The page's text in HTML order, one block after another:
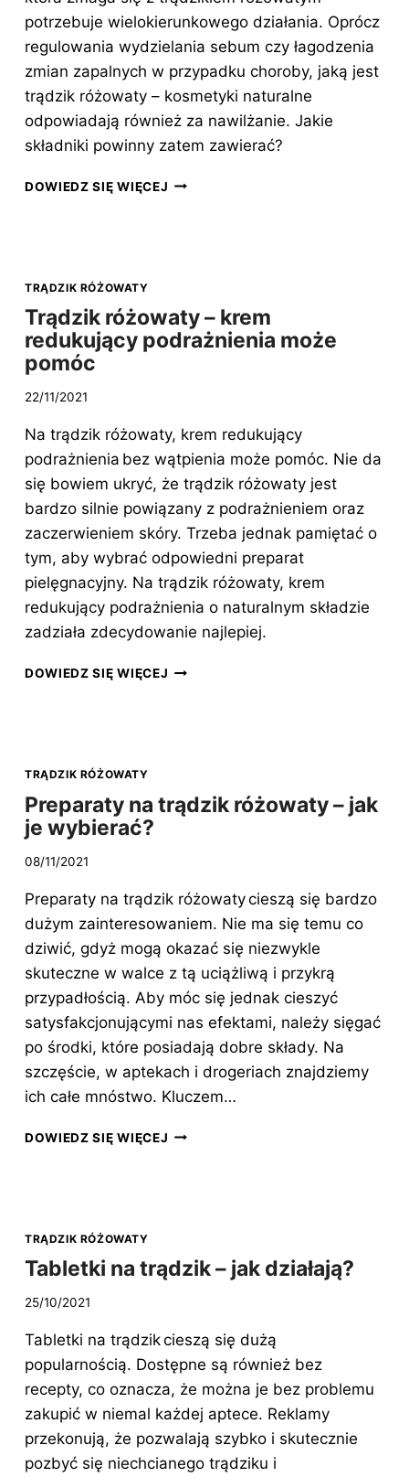
potrzebuje wielokierunkowego działania. Oprócz
regulowania wydzielania sebum czy łagodzenia
zmian zapalnych w przypadku choroby, jaką jest
trądzik różowaty – kosmetyki naturalne
odpowiadają również za nawilżanie. Jakie
składniki powinny zatem zawierać?
DOWIEDZ SIĘ WIĘCEJ TRĄDZIK
WYBRAĆ
TRĄDZIK RÓŻOWATY
Trądzik różowaty – krem
redukujący podrażnienia może
pomóc
22/11/2021
Na trądzik różowaty, krem redukujący
podrażnienia bez wątpienia może pomóc. Nie da
się bowiem ukryć, że trądzik różowaty jest
bardzo silnie powiązany z podrażnieniem oraz
zaczerwieniem skóry. Trzeba jednak pamiętać o
tym, aby wybrać odpowiedni preparat
pielęgnacyjny. Na trądzik różowaty, krem
redukujący podrażnienia o naturalnym składzie
zadziała zdecydowanie najlepiej.
DOWIEDZ SIĘ WIĘCEJ TRĄDZIK
POMÓC
TRĄDZIK RÓŻOWATY
Preparaty na trądzik różowaty – jak
je wybierać?
08/11/2021
Preparaty na trądzik różowaty cieszą się bardzo
dużym zainteresowaniem. Nie ma się temu co
dziwić, gdyż mogą okazać się niezwykle
skuteczne w walce z tą uciążliwą i przykrą
przypadłością. Aby móc się jednak cieszyć
satysfakcjonującymi nas efektami, należy sięgać
po środki, które posiadają dobre składy. Na
szczęście, w aptekach i drogeriach znajdziemy
ich całe mnóstwo. Kluczem…
DOWIEDZ SIĘ WIĘCEJ PREPARATY
WYBIERAĆ?
TRĄDZIK RÓŻOWATY
Tabletki na trądzik – jak działają?
25/10/2021
Tabletki na trądzik cieszą się dużą
popularnością. Dostępne są również bez
recepty, co oznacza, że można je bez problemu
zakupić w niemal każdej aptece. Reklamy
przekonują, że pozwalają szybko i skutecznie
pozbyć się niechcianego trądziku i